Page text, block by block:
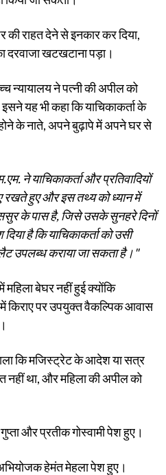
की राहत देने से इनकार कर दिया,
दरवाजा खटखटाना पड़ा।
ने पत्नी की अपील को
यह भी कहा कि याचिकाकर्ता के
के नाते, अपने बुढ़ापे में अपने घर से
ने याचिकाकर्ता और प्रतिवादियों
हुए और इस तथ्य को ध्यान में
ससुर के पास है, जिसे उसके सुनहरे दिनों
है कि याचिकाकर्ता को उसी
उपलब्ध कराया जा सकता है।"
बेघर नहीं हुई क्योंकि
किराए पर उपयुक्त वैकल्पिक आवास
कि मजिस्ट्रेट के आदेश या सत्र
था, और महिला की अपील को
और प्रतीक गोस्वामी पेश हुए।
हेमंत मेहला पेश हुए।